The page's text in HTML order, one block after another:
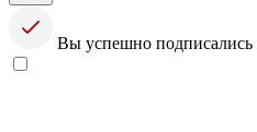
Вы успешно подписались